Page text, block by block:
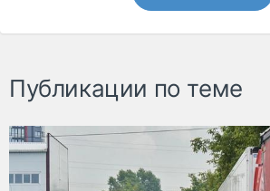
Публикации по теме